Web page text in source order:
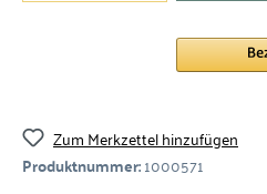
Zum Merkzettel hinzufügen
Produktnummer:1000571